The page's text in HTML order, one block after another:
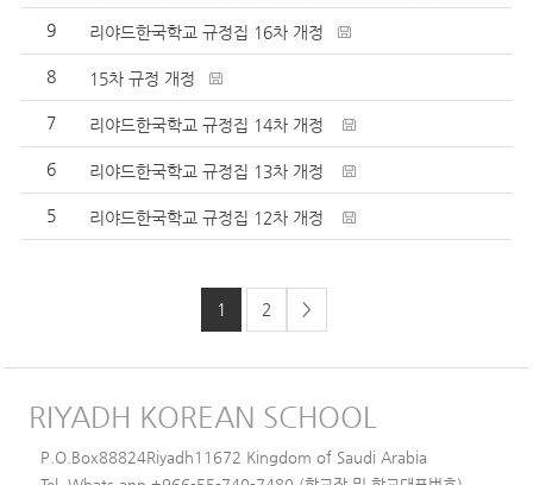
9 리야드한국학교 규정집 16차 개정
8 15차 규정 개정
7 리야드한국학교 규정집 14차 개정
6 리야드한국학교 규정집 13차 개정
5 리야드한국학교 규정집 12차 개정
1 2 >
RIYADH KOREAN SCHOOL
P.O.Box88824Riyadh11672 Kingdom of Saudi Arabia